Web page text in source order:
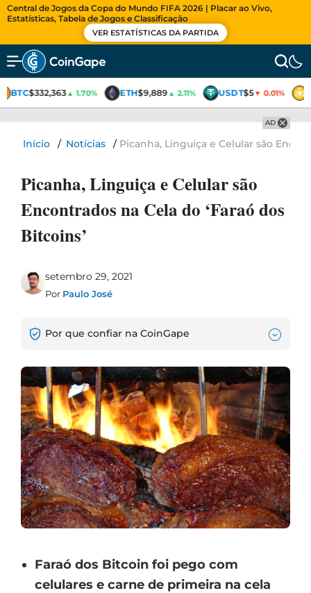
Central de Jogos da Copa do Mundo FIFA 2026 | Placar ao Vivo,
Estatísticas, Tabela de Jogos e Classificação
VER ESTATÍSTICAS DA PARTIDA
BTC$332,363▲ 1.70% ETH$9,889▲ 2.11% USDT$5▼ 0.01%
AD
Início / Notícias / Picanha, Linguiça e Celular são
Picanha, Linguiça e Celular são
Encontrados na Cela do ‘Faraó dos
Bitcoins’
setembro 29, 2021
Por Paulo José
Por que confiar na CoinGape
Faraó dos Bitcoin foi pego com
celulares e carne de primeira na cela